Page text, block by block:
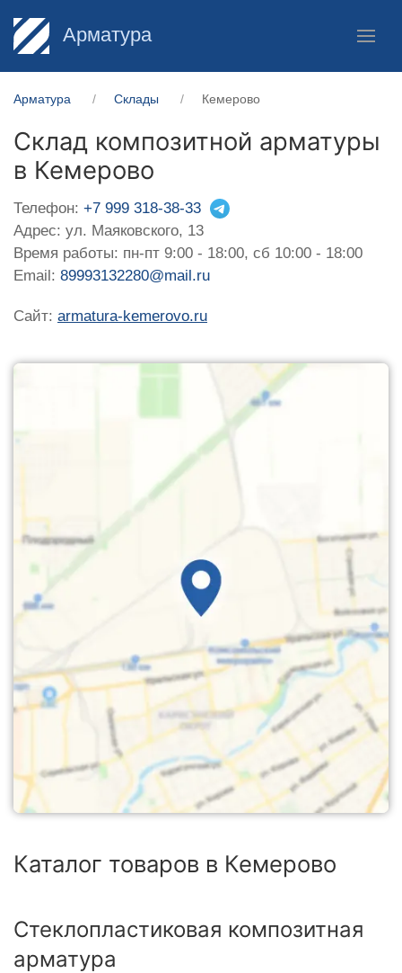
Арматура
Арматура Склады Кемерово
Склад композитной арматуры
в Кемерово
Телефон: +7 999 318-38-33
Адрес: ул. Маяковского, 13
Время работы: пн-пт 9:00 - 18:00, сб 10:00 - 18:00
Email: 89993132280@mail.ru
Сайт: armatura-kemerovo.ru
Каталог товаров в Кемерово
Стеклопластиковая композитная
арматура